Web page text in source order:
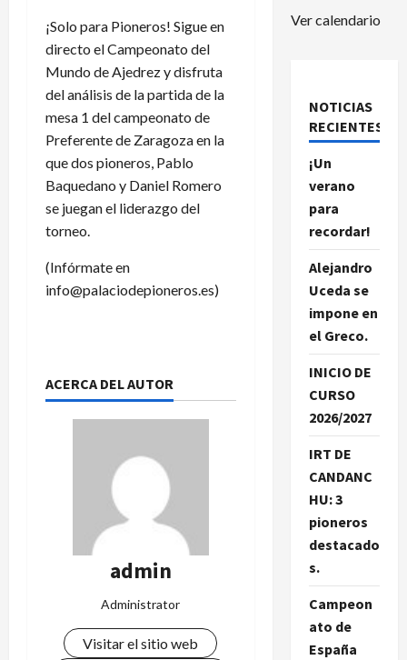
¡Solo para Pioneros! Sigue en
directo el Campeonato del
Mundo de Ajedrez y disfruta
del análisis de la partida de la
mesa 1 del campeonato de
Preferente de Zaragoza en la
que dos pioneros, Pablo
Baquedano y Daniel Romero
se juegan el liderazgo del
torneo.
(Infórmate en
info@palaciodepioneros.es)
ACERCA DEL AUTOR
admin
Administrator
Visitar el sitio web
Ver calendario
NOTICIAS
RECIENTES.
¡Un
verano
para
recordar!
Alejandro
Uceda se
impone en
el Greco.
INICIO DE
CURSO
2026/2027
IRT DE
CANDANC
HU: 3
pioneros
destacado
s.
Campeon
ato de
España